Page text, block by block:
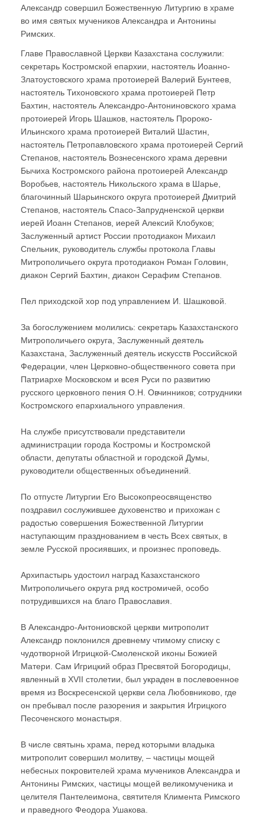
Александр совершил Божественную Литургию в храме
во имя святых мучеников Александра и Антонины
Римских.
Главе Православной Церкви Казахстана сослужили:
секретарь Костромской епархии, настоятель Иоанно-
Златоустовского храма протоиерей Валерий Бунтеев,
настоятель Тихоновского храма протоиерей Петр
Бахтин, настоятель Александро-Антониновского храма
протоиерей Игорь Шашков, настоятель Пророко-
Ильинского храма протоиерей Виталий Шастин,
настоятель Петропавловского храма протоиерей Сергий
Степанов, настоятель Вознесенского храма деревни
Бычиха Костромского района протоиерей Александр
Воробьев, настоятель Никольского храма в Шарье,
благочинный Шарьинского округа протоиерей Дмитрий
Степанов, настоятель Спасо-Запрудненской церкви
иерей Иоанн Степанов, иерей Алексий Клобуков;
Заслуженный артист России протодиакон Михаил
Спельник, руководитель службы протокола Главы
Митрополичьего округа протодиакон Роман Головин,
диакон Сергий Бахтин, диакон Серафим Степанов.
Пел приходской хор под управлением И. Шашковой.
За богослужением молились: секретарь Казахстанского
Митрополичьего округа, Заслуженный деятель
Казахстана, Заслуженный деятель искусств Российской
Федерации, член Церковно-общественного совета при
Патриархе Московском и всея Руси по развитию
русского церковного пения О.Н. Овчинников; сотрудники
Костромского епархиального управления.
На службе присутствовали представители
администрации города Костромы и Костромской
области, депутаты областной и городской Думы,
руководители общественных объединений.
По отпусте Литургии Его Высокопреосвященство
поздравил сослужившее духовенство и прихожан с
радостью совершения Божественной Литургии
наступающим празднованием в честь Всех святых, в
земле Русской просиявших, и произнес проповедь.
Архипастырь удостоил наград Казахстанского
Митрополичьего округа ряд костромичей, особо
потрудившихся на благо Православия.
В Александро-Антониовской церкви митрополит
Александр поклонился древнему чтимому списку с
чудотворной Игрицкой-Смоленской иконы Божией
Матери. Сам Игрицкий образ Пресвятой Богородицы,
явленный в XVII столетии, был украден в послевоенное
время из Воскресенской церкви села Любовниково, где
он пребывал после разорения и закрытия Игрицкого
Песоченского монастыря.
В числе святынь храма, перед которыми владыка
митрополит совершил молитву, – частицы мощей
небесных покровителей храма мучеников Александра и
Антонины Римских, частицы мощей великомученика и
целителя Пантелеимона, святителя Климента Римского
и праведного Феодора Ушакова.